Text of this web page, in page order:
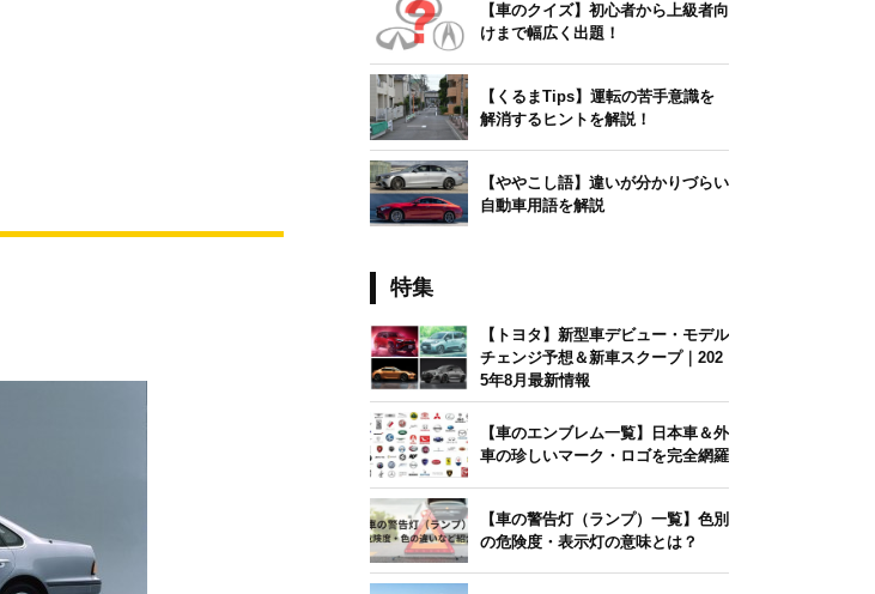
【車のクイズ】初心者から上級者向
けまで幅広く出題！
【くるまTips】運転の苦手意識を
解消するヒントを解説！
【ややこし語】違いが分かりづらい
自動車用語を解説
特集
【トヨタ】新型車デビュー・モデル
チェンジ予想＆新車スクープ｜202
5年8月最新情報
【車のエンブレム一覧】日本車＆外
車の珍しいマーク・ロゴを完全網羅
【車の警告灯（ランプ）一覧】色別
の危険度・表示灯の意味とは？